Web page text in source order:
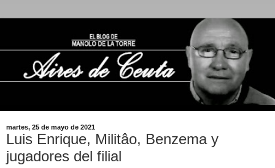
martes, 25 de mayo de 2021
Luis Enrique, Militâo, Benzema y
jugadores del filial